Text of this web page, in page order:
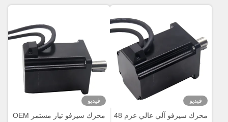
فيديو
محرك سيرفو آلي عالي عزم 48
فيديو
محرك سيرفو تيار مستمر OEM